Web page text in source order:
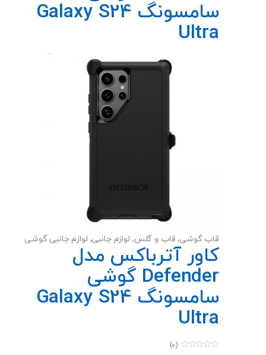
سامسونگ Galaxy S24
Ultra
قاب گوشی, قاب و گلس, لوازم جانبی, لوازم جانبی گوشی
کاور آترباکس مدل
Defender گوشی
سامسونگ Galaxy S24
Ultra
(0)